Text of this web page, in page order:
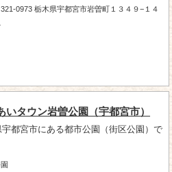
0973 栃木県宇都宮市岩曽町１３４９−１４
いタウン岩曽公園（宇都宮市）
宇都宮市にある都市公園（街区公園）で